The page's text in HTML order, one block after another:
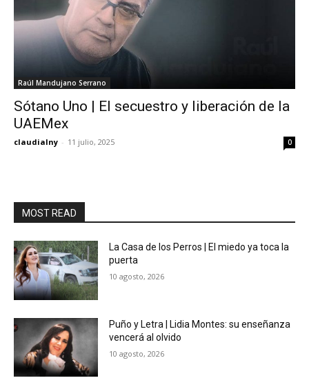
Raúl Mandujano Serrano
Sótano Uno | El secuestro y liberación de la
UAEMex
claudialny - 11 julio, 2025 0
MOST READ
La Casa de los Perros | El miedo ya toca la
puerta
10 agosto, 2026
Puño y Letra | Lidia Montes: su enseñanza
vencerá al olvido
10 agosto, 2026